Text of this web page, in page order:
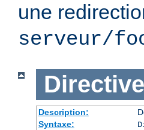
une
serveur/
Directive
Description:
Syntaxe: